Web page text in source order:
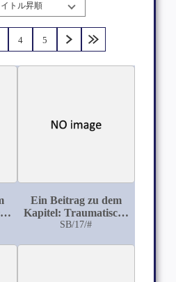
4 5
Ein Beitrag zu dem
Kapitel: Traumatische
Psychosen
SB/17/#